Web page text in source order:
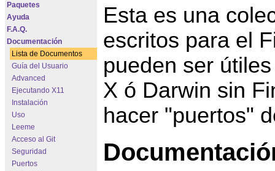
Paquetes
Ayuda
F.A.Q.
Documentación
Lista de Documentos
Guía del Usuario
Advanced
Ejecutando X11
Instalación
Uso
Leeme
Acceso al Git
Seguridad
Puertos
Esta es una
escritos para el
pueden ser
X ó Darwin sin
hacer "puertos"